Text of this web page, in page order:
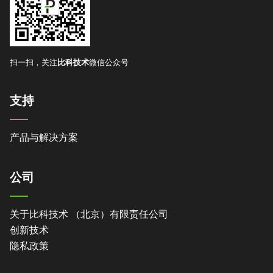
扫一扫，关注 比科技术微信公众号
支持
产品与解决方案
公司
关于比科技术 （北京）有限责任公司
创新技术
隐私政策